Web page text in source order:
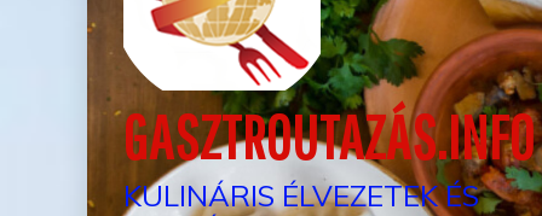
GASZTROUTAZÁS.INFO
KULINÁRIS ÉLVEZETEK ÉS